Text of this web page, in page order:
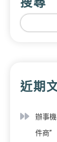
近期
辦事
件商”